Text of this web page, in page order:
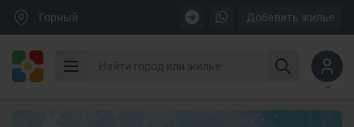
Горный Добавить жилье